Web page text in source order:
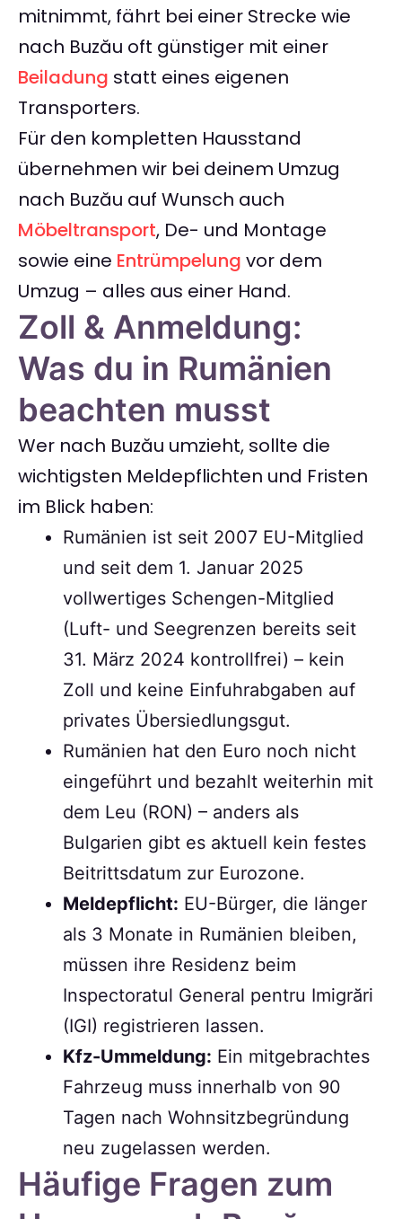
mitnimmt, fährt bei einer Strecke wie
nach Buzău oft günstiger mit einer
Beiladung statt eines eigenen
Transporters.
Für den kompletten Hausstand
übernehmen wir bei deinem Umzug
nach Buzău auf Wunsch auch
Möbeltransport, De- und Montage
sowie eine Entrümpelung vor dem
Umzug – alles aus einer Hand.
Zoll & Anmeldung:
Was du in Rumänien
beachten musst
Wer nach Buzău umzieht, sollte die
wichtigsten Meldepflichten und Fristen
im Blick haben:
Rumänien ist seit 2007 EU-Mitglied
und seit dem 1. Januar 2025
vollwertiges Schengen-Mitglied
(Luft- und Seegrenzen bereits seit
31. März 2024 kontrollfrei) – kein
Zoll und keine Einfuhrabgaben auf
privates Übersiedlungsgut.
Rumänien hat den Euro noch nicht
eingeführt und bezahlt weiterhin mit
dem Leu (RON) – anders als
Bulgarien gibt es aktuell kein festes
Beitrittsdatum zur Eurozone.
Meldepflicht: EU-Bürger, die länger
als 3 Monate in Rumänien bleiben,
müssen ihre Residenz beim
Inspectoratul General pentru Imigrări
(IGI) registrieren lassen.
Kfz-Ummeldung: Ein mitgebrachtes
Fahrzeug muss innerhalb von 90
Tagen nach Wohnsitzbegründung
neu zugelassen werden.
Häufige Fragen zum